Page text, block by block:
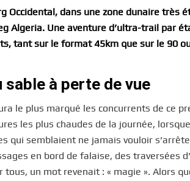
Occidental, dans une zone dunaire
Algeria. Une aventure d’ultra-trail par
tant sur le format 45km que sur le 90
sable à perte de vue
le plus marqué les concurrents de ce
les plus chaudes de la journée,
qui semblaient ne jamais vouloir
en bord de falaise, des traversées
un mot revenait : « magie ». Alors